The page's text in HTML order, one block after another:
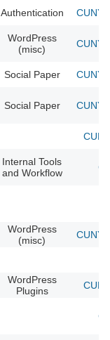
Authentication CUNY
WordPress
(misc)
CUNY
Social Paper CUNY
Social Paper CUNY
Internal Tools
and Workflow
WordPress
(misc)
CUNY
WordPress
Plugins